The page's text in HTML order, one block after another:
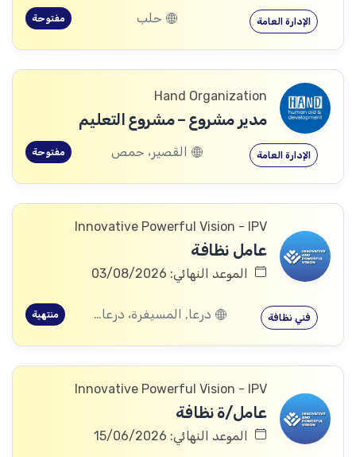
الإدارة العامة حلب مفتوحة
Hand Organization
مدير مشروع – مشروع التعليم
الإدارة العامة القصير، حمص مفتوحة
Innovative Powerful Vision - IPV
عامل نظافة
الموعد النهائي: 03/08/2026
فني نظافة درعا, المسيفرة، درعا, الجيزة، درعا, بصر الحرير، درعا منتهية
Innovative Powerful Vision - IPV
عامل/ة نظافة
الموعد النهائي: 15/06/2026